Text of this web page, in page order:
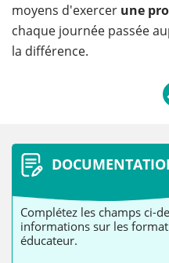
moyens d'exercer une
chaque journée passée
la différence.
Complétez les champs ci-
informations sur les
éducateur.